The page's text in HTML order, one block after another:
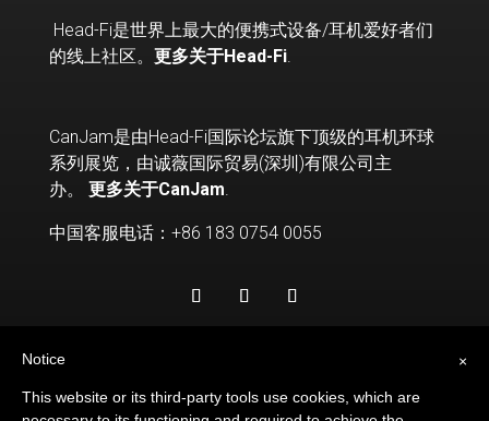
Head-Fi是世界上最大的便携式设备/耳机爱好者们
的线上社区。 更多关于Head-Fi.
CanJam是由Head-Fi国际论坛旗下顶级的耳机环球
系列展览，由诚薇国际贸易(深圳)有限公司主
办。 更多关于CanJam.
中国客服电话：+86 183 0754 0055
×
Notice
This website or its third-party tools use cookies, which are